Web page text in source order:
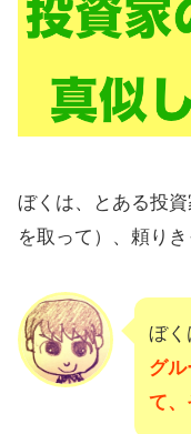
ぼくは、とある投
を取って）、頼りき
ぼく
グ
て、